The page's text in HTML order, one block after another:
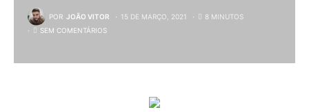
POR JOÃO VITOR 15 DE MARÇO, 2021
8 MINUTOS
SEM COMENTÁRIOS